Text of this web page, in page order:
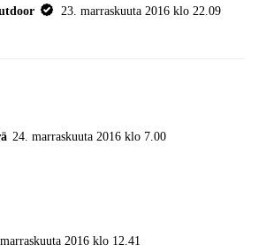
23. marraskuuta 2016 klo 22.09
24. marraskuuta 2016 klo 7.00
2016 klo 12.41